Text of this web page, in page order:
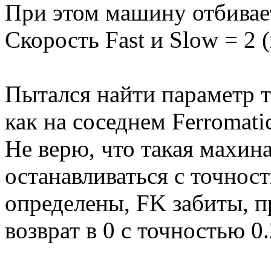
При этом машину
Скорость Fast и Slow = 2
Пытался найти параметр
как на соседнем
Не верю, что такая
останавливаться с
определены, FK забиты,
возврат в 0 с точностью